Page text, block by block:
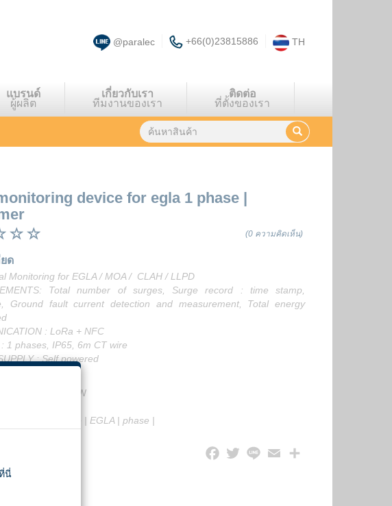
@paralec +66(0)23815886 TH
แบรนด์
ผู้ผลิต
เกี่ยวกับเรา
ทีมงานของเรา
ติดต่อ
ที่ตั้งของเรา
device for egla 1 phase |
(0 ความคิดเห็น)
ด
Monitoring for EGLA / MOA / CLAH / LLPD
Total number of surges, Surge record : time stamp,
Ground fault current detection and measurement, Total energy
: LoRa + NFC
1 phases, IP65, 6m CT wire
: Self powered
LL.SL.BL.S3.01.WW
| EGLA |phase |
นี่